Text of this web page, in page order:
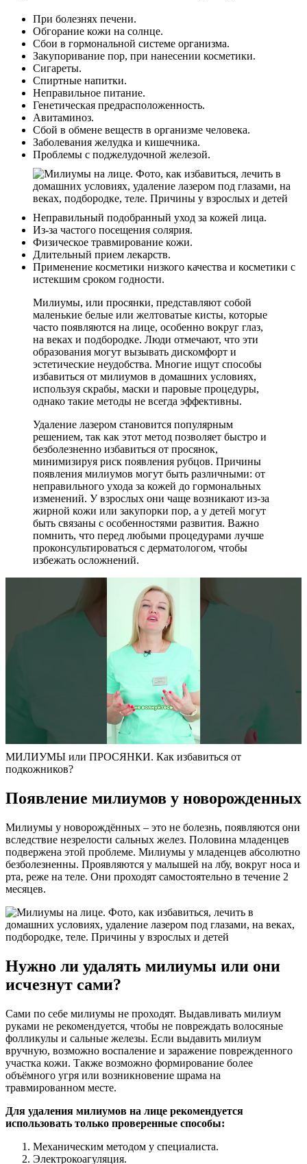
При болезнях печени.
Обгорание кожи на солнце.
Сбои в гормональной системе организма.
Закупоривание пор, при нанесении косметики.
Сигареты.
Спиртные напитки.
Неправильное питание.
Генетическая предрасположенность.
Авитаминоз.
Сбой в обмене веществ в организме человека.
Заболевания желудка и кишечника.
Проблемы с поджелудочной железой.
Неправильный подобранный уход за кожей лица.
Из-за частого посещения солярия.
Физическое травмирование кожи.
Длительный прием лекарств.
Применение косметики низкого качества и косметики с
истекшим сроком годности.
Милиумы, или просянки, представляют собой
маленькие белые или желтоватые кисты, которые
часто появляются на лице, особенно вокруг глаз,
на веках и подбородке. Люди отмечают, что эти
образования могут вызывать дискомфорт и
эстетические неудобства. Многие ищут способы
избавиться от милиумов в домашних условиях,
используя скрабы, маски и паровые процедуры,
однако такие методы не всегда эффективны.
Удаление лазером становится популярным
решением, так как этот метод позволяет быстро и
безболезненно избавиться от просянок,
минимизируя риск появления рубцов. Причины
появления милиумов могут быть различными: от
неправильного ухода за кожей до гормональных
изменений. У взрослых они чаще возникают из-за
жирной кожи или закупорки пор, а у детей могут
быть связаны с особенностями развития. Важно
помнить, что перед любыми процедурами лучше
проконсультироваться с дерматологом, чтобы
избежать осложнений.
МИЛИУМЫ или ПРОСЯНКИ. Как избавиться от
подкожников?
Появление милиумов у новорожденных
Милиумы у новорождённых – это не болезнь, появляются они
вследствие незрелости сальных желез. Половина младенцев
подвержена этой проблеме. Милиумы у младенцев абсолютно
безболезненны. Проявляются у малышей на лбу, вокруг носа и
рта, реже на теле. Они проходят самостоятельно в течение 2
месяцев.
Нужно ли удалять милиумы или они
исчезнут сами?
Сами по себе милиумы не проходят. Выдавливать милиум
руками не рекомендуется, чтобы не повреждать волосяные
фолликулы и сальные железы. Если выдавить милиум
вручную, возможно воспаление и заражение поврежденного
участка кожи. Также возможно формирование более
объёмного угря или возникновение шрама на
травмированном месте.
Для удаления милиумов на лице рекомендуется
использовать только проверенные способы:
Механическим методом у специалиста.
Электрокоагуляция.